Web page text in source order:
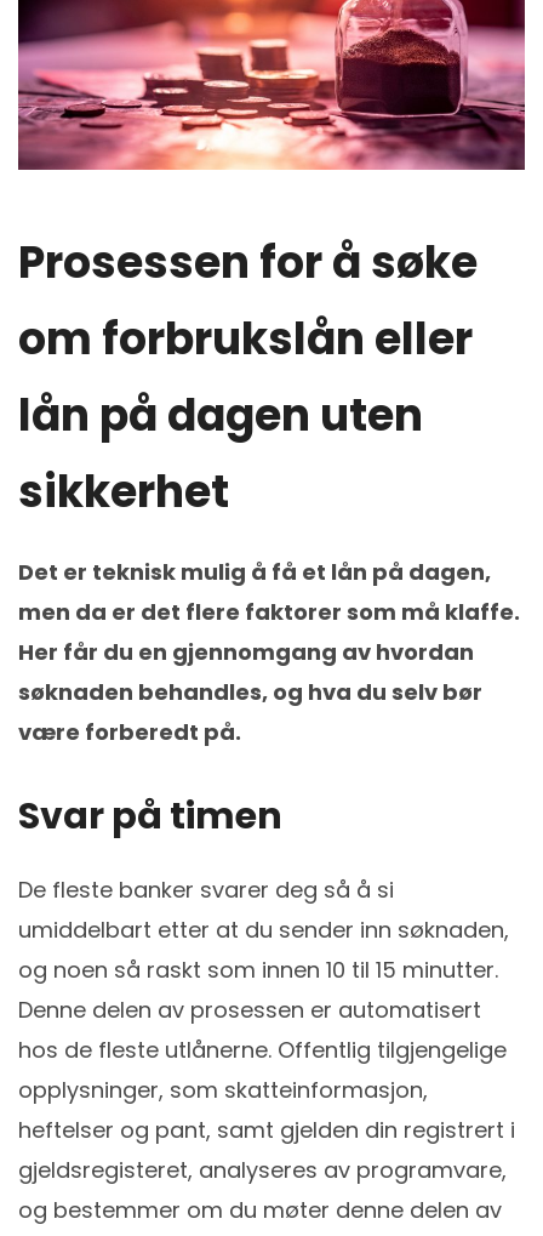
Prosessen for å søke
om forbrukslån eller
lån på dagen uten
sikkerhet
Det er teknisk mulig å få et lån på dagen,
men da er det flere faktorer som må klaffe.
Her får du en gjennomgang av hvordan
søknaden behandles, og hva du selv bør
være forberedt på.
Svar på timen
De fleste banker svarer deg så å si
umiddelbart etter at du sender inn søknaden,
og noen så raskt som innen 10 til 15 minutter.
Denne delen av prosessen er automatisert
hos de fleste utlånerne. Offentlig tilgjengelige
opplysninger, som skatteinformasjon,
heftelser og pant, samt gjelden din registrert i
gjeldsregisteret, analyseres av programvare,
og bestemmer om du møter denne delen av